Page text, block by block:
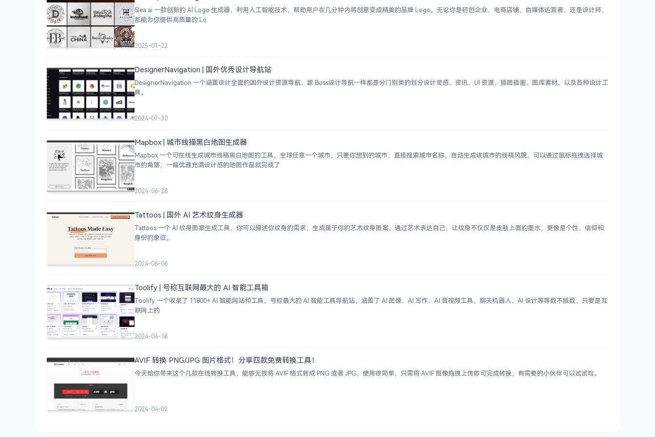
Slea.ai 一款创新的 AI Logo 生成器，利用人工智能技术，帮助用户在几分钟内将创意变成精美的品牌 Logo。无论你是初创企业、电商店铺、自媒体运营者，还是设计师，
都能为你提供高质量的 Lo
2025-01-22
DesignerNavigation | 国外优秀设计导航站
DesignerNavigation 一个涵盖设计全面的国外设计资源导航，跟 Boss设计导航一样都是分门别类的划分设计灵感、资讯、UI 资源、插图插画、图库素材、以及各种设计工
具。
2024-07-30
Mapbox | 城市线描黑白地图生成器
Mapbox 一个可在线生成城市线稿黑白地图的工具，全球任意一个城市，只要你想到的城市，直接搜索城市名称，自动生成该城市的线稿风貌，可以通过鼠标拖拽选择城
市的角落，一幅优雅充满设计感的地图作品就完成了
2024-06-28
Tattoos | 国外 AI 艺术纹身生成器
Tattoos 一个 AI 纹身图案生成工具，你可以描述你纹身的需求，生成属于你的艺术纹身图案，通过艺术表达自己，让纹身不仅仅是皮肤上面的墨水，更像是个性、信仰和
身份的象征。
2024-06-06
Toolify | 号称互联网最大的 AI 智能工具箱
Toolify 一个收录了 11800+ AI 智能网站和工具，号称最大的 AI 智能工具导航站，涵盖了 AI 图像、AI 写作、AI 音视频工具、聊天机器人、AI 设计等等数不胜数，只要是互
联网上的
2024-04-18
AVIF 转换 PNG/JPG 图片格式！分享四款免费转换工具！
今天给你带来这个几款在线转换工具，能够无损将 AVIF 格式转成 PNG 或者 JPG，使用很简单，只需将 AVIF 图像拖拽上传即可完成转换，有需要的小伙伴可以试试哈。
2024-04-02